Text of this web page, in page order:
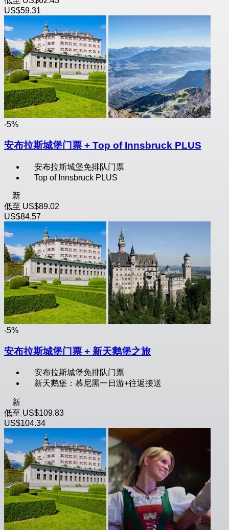
US$59.31
-5%
安布拉斯城堡门票 + Top of Innsbruck PLUS
安布拉斯城堡免排队门票
Top of Innsbruck PLUS
新
低至 US$89.02
US$84.57
-5%
安布拉斯城堡门票 + 新天鹅堡之旅
安布拉斯城堡免排队门票
新天鹅堡：慕尼黑一日游+往返接送
新
低至 US$109.83
US$104.34